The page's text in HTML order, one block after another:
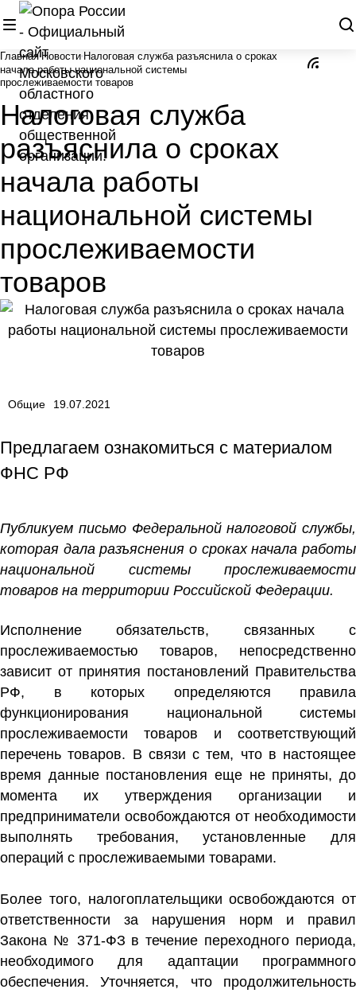
Главная Новости Налоговая служба разъяснила о сроках
начала работы национальной системы
прослеживаемости товаров
Налоговая служба
разъяснила о сроках
начала работы
национальной системы
прослеживаемости
товаров
Общие 19.07.2021
Предлагаем ознакомиться с материалом
ФНС РФ
Публикуем письмо Федеральной налоговой службы,
которая дала разъяснения о сроках начала работы
национальной системы прослеживаемости
товаров на территории Российской Федерации.
Исполнение обязательств, связанных с
прослеживаемостью товаров, непосредственно
зависит от принятия постановлений Правительства
РФ, в которых определяются правила
функционирования национальной системы
прослеживаемости товаров и соответствующий
перечень товаров. В связи с тем, что в настоящее
время данные постановления еще не приняты, до
момента их утверждения организации и
предприниматели освобождаются от необходимости
выполнять требования, установленные для
операций с прослеживаемыми товарами.
Более того, налогоплательщики освобождаются от
ответственности за нарушения норм и правил
Закона № 371-ФЗ в течение переходного периода,
необходимого для адаптации программного
обеспечения. Уточняется, что продолжительность